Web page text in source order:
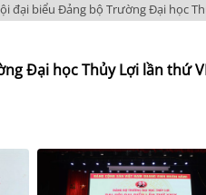
đại biểu Đảng bộ Trường Đại học
Đại học Thủy Lợi lần thứ